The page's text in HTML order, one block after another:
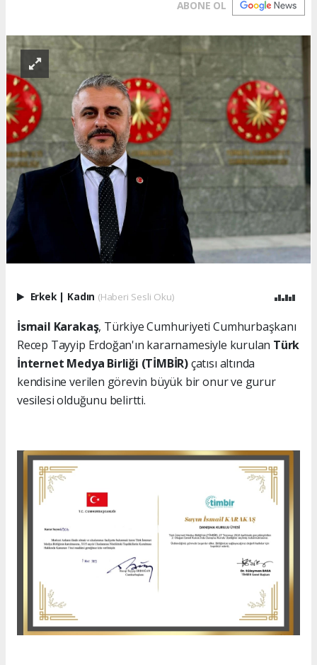
ABONE OL
Erkek | Kadın (Haberi Sesli Oku)
İsmail Karakaş, Türkiye Cumhuriyeti Cumhurbaşkanı
Recep Tayyip Erdoğan'ın kararnamesiyle kurulan Türk
İnternet Medya Birliği (TİMBİR)çatısı altında
kendisine verilen görevin büyük bir onur ve gurur
vesilesi olduğunu belirtti.